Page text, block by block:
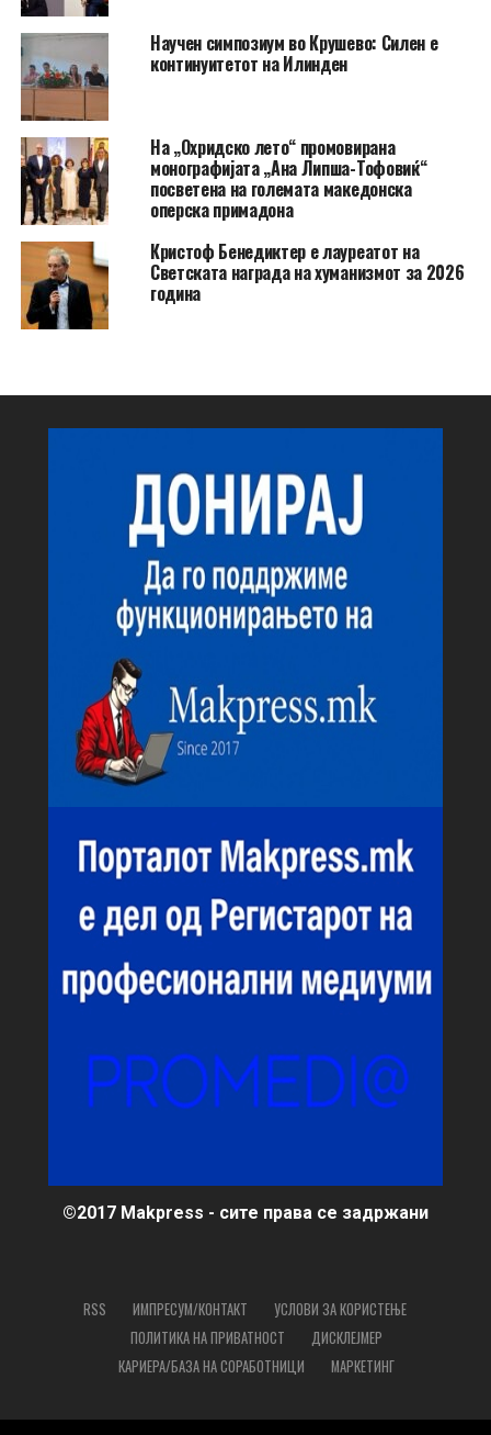
Научен симпозиум во Крушево: Силен е
континуитетот на Илинден
На „Охридско лето“ промовирана
монографијата „Ана Липша-Тофовиќ“
посветена на големата македонска
оперска примадона
Кристоф Бенедиктер е лауреатот на
Светската награда на хуманизмот за 2026
година
©2017 Makpress - сите права се задржани
RSS ИМПРЕСУМ/КОНТАКТ
УСЛОВИ ЗА КОРИСТЕЊЕ
ПОЛИТИКА НА ПРИВАТНОСТ
ДИСКЛЕЈМЕР
КАРИЕРА/БАЗА НА СОРАБОТНИЦИ
МАРКЕТИНГ